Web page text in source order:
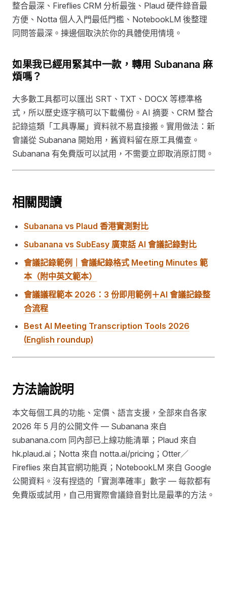
整合最深、Fireflies CRM 分析最強、Plaud 硬件錄音最
方便、Notta 個人入門最低門檻、NotebookLM 後整理
同問答最深。揀邊個取決於你的具體使用情境。
如果我已經用緊其中一款，轉用 Subanana 麻
煩嗎？
大多數工具都可以匯出 SRT、TXT、DOCX 等標準格
式，所以歷史逐字稿可以下載備份。AI 摘要、CRM 整合
記錄這類「工具專屬」資料就不易直接搬。實用做法：新
會議從 Subanana 開始用，舊資料留在原工具備查。
Subanana 有免費版可以試用，不需要立即取消原訂閱。
相關閱讀
Subanana vs Plaud 香港實測對比
Subanana vs SubEasy 廣東話 AI 會議記錄對比
會議記錄範例｜會議紀錄格式 Meeting Minutes 範
本（附中英文範本）
會議議程範本 2026：3 份即用範例＋AI 會議記錄整
合流程
Best AI Meeting Transcription Tools 2026
(English roundup)
方法論說明
本文每個工具的功能、定價、語言支援，全部來自各家
2026 年 5 月的公開文件 — Subanana 來自
subanana.com 同內部已上線功能清單；Plaud 來自
hk.plaud.ai；Notta 來自 notta.ai/pricing；Otter／
Fireflies 來自其官網功能頁；NotebookLM 來自 Google
公開資料。沒有捏造的「實測準確率」數字 — 每款都有
免費版或試用，自己用實際會議錄音對比是最準的方法。